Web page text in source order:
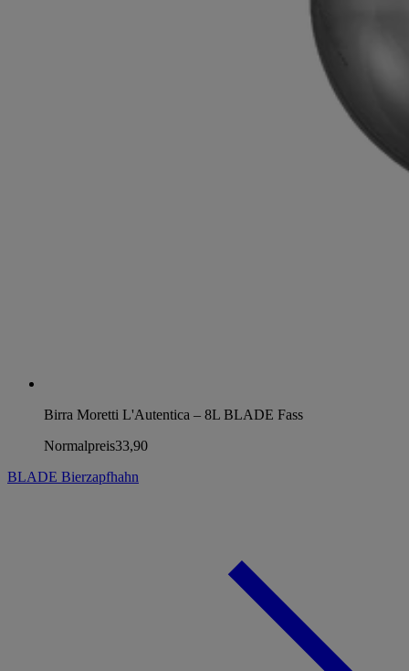
Birra Moretti L'Autentica – 8L BLADE Fass
Normalpreis33,90
BLADE Bierzapfhahn